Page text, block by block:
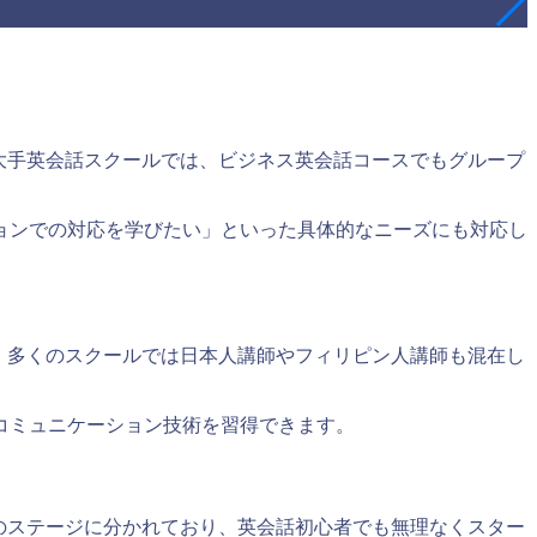
手英会話スクールでは、ビジネス英会話コースでもグループ
での対応を学びたい」といった具体的なニーズにも対応し
くのスクールでは日本人講師やフィリピン人講師も混在し
ュニケーション技術を習得できます。
テージに分かれており、英会話初心者でも無理なくスター